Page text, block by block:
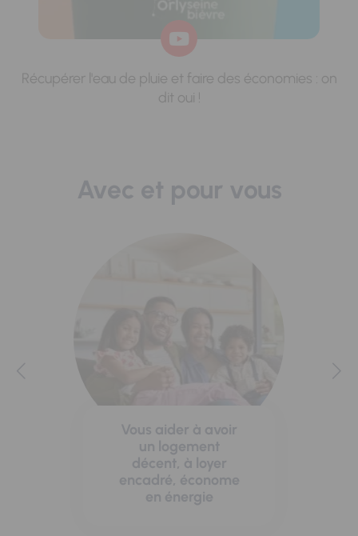
Récupérer l'eau de pluie et faire des économies : on
dit oui !
Avec et pour vous
Vous aider à avoir
un logement
décent, à loyer
encadré, économe
en énergie